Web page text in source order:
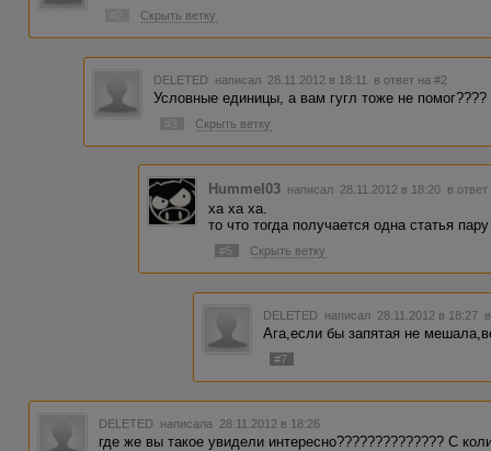
Скрыть ветку
DELETED написал 28.11.2012 в 18:11 в ответ на #2
Условные единицы, а вам гугл тоже не помог????
Скрыть ветку
Hummel03 написал 28.11.2012 в 18:20 в
ха ха ха.
то что тогда получается одна статья
#5 Скрыть ветку
DELETED написал 28.11.2012 в 18:27
Ага,если бы запятая не
#7
DELETED написала 28.11.2012 в 18:26
где же вы такое увидели интересно?????????????? С